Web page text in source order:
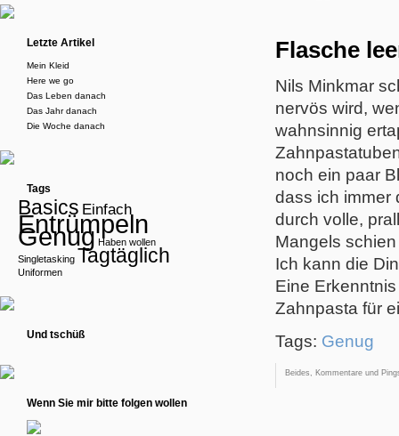
Flasche
Nils Minkmar
nervös wird,
wahnsinnig
noch ein paar
dass ich immer
durch volle,
Mangels
Ich kann die
Eine
Zahnpasta für
Tags: Genug
Beides, Kommentare und
Letzte Artikel
Mein Kleid
Here we go
Das Leben danach
Das Jahr danach
Die Woche danach
Tags
Basics Einfach
Entrümpeln
Genug Haben wollen
Singletasking Tagtäglich
Uniformen
Und tschüß
Wenn Sie mir bitte folgen wollen